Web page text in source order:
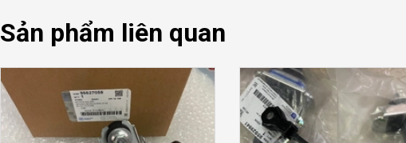
Sản phẩm liên quan
CHI TIẾT CHI TIẾT